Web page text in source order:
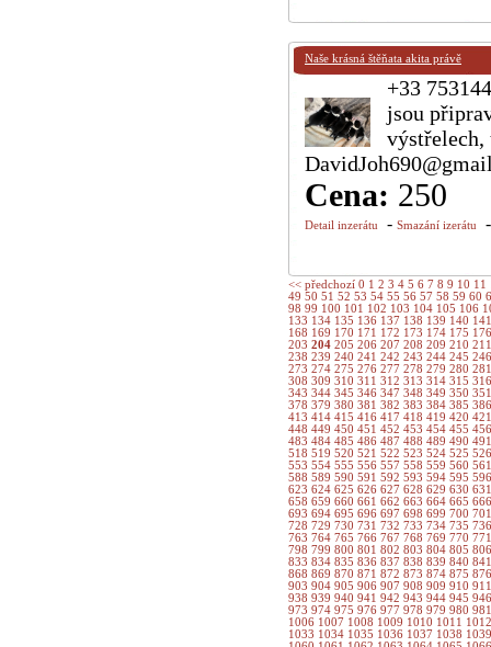
Naše krásná štěňata akita právě
+33
jsou
Cena: 250
Detail inzerátu - Smazání izerátu
<< předchozí 0 1 2 3 4 5 6 7 8 9 10 11
49 50 51 52 53 54 55 56 57 58 59 60
98 99 100 101 102 103 104 105 106
133 134 135 136 137 138 139 140
168 169 170 171 172 173 174 175
203 204 205 206 207 208 209 210
238 239 240 241 242 243 244 245
273 274 275 276 277 278 279 280
308 309 310 311 312 313 314 315
343 344 345 346 347 348 349 350
378 379 380 381 382 383 384 385
413 414 415 416 417 418 419 420
448 449 450 451 452 453 454 455
483 484 485 486 487 488 489 490
518 519 520 521 522 523 524 525
553 554 555 556 557 558 559 560
588 589 590 591 592 593 594 595
623 624 625 626 627 628 629 630
658 659 660 661 662 663 664 665
693 694 695 696 697 698 699 700
728 729 730 731 732 733 734 735
763 764 765 766 767 768 769 770
798 799 800 801 802 803 804 805
833 834 835 836 837 838 839 840
868 869 870 871 872 873 874 875
903 904 905 906 907 908 909 910
938 939 940 941 942 943 944 945
973 974 975 976 977 978 979 980
1006 1007 1008 1009 1010 1011
1033 1034 1035 1036 1037 1038